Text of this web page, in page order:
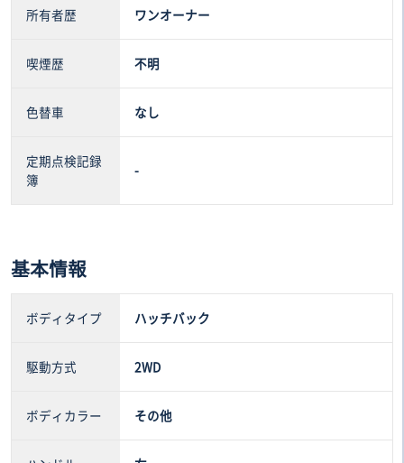
所有者歴 ワンオーナー
喫煙歴 不明
色替車 なし
定期点検記録
簿
-
基本情報
ボディタイプ ハッチバック
駆動方式 2WD
ボディカラー その他